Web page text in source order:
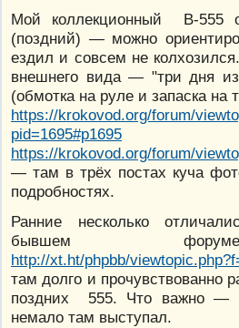
Мой коллекционный В-555
(поздний) — можно
ездил и совсем не
внешнего вида — "три дня
(обмотка на руле и запаска на
https://krokovod.org/forum/
pid=1695#p1695
https://krokovod.org/forum/
— там в трёх постах куча
подробностях.
Ранние несколько
бывшем
http://xt.ht/phpbb/
там долго и прочувствованно
поздних 555. Что важно —
немало там выступал.